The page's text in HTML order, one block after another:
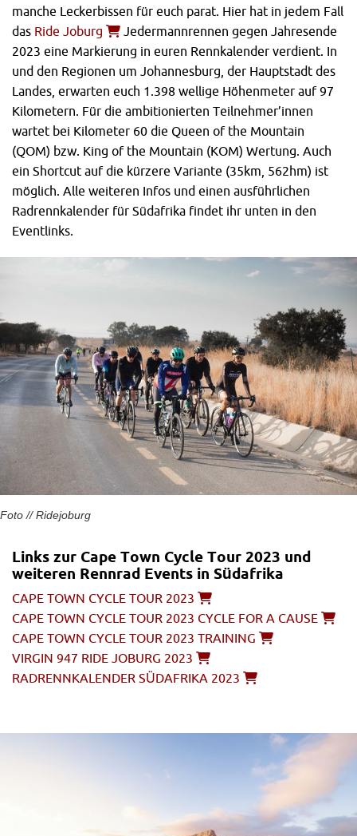
manche Leckerbissen für euch parat. Hier hat in jedem Fall
das Ride Joburg
Jedermannrennen gegen Jahresende
2023 eine Markierung in euren Rennkalender verdient. In
und den Regionen um Johannesburg, der Hauptstadt des
Landes, erwarten euch 1.398 wellige Höhenmeter auf 97
Kilometern. Für die ambitionierten Teilnehmer’innen
wartet bei Kilometer 60 die Queen of the Mountain
(QOM) bzw. King of the Mountain (KOM) Wertung. Auch
ein Shortcut auf die kürzere Variante (35km, 562hm) ist
möglich. Alle weiteren Infos und einen ausführlichen
Radrennkalender für Südafrika findet ihr unten in den
Eventlinks.
Foto // Ridejoburg
Links zur Cape Town Cycle Tour 2023 und
weiteren Rennrad Events in Südafrika
CAPE TOWN CYCLE TOUR 2023
CAPE TOWN CYCLE TOUR 2023 CYCLE FOR A CAUSE
CAPE TOWN CYCLE TOUR 2023 TRAINING
VIRGIN 947 RIDE JOBURG 2023
RADRENNKALENDER SÜDAFRIKA 2023